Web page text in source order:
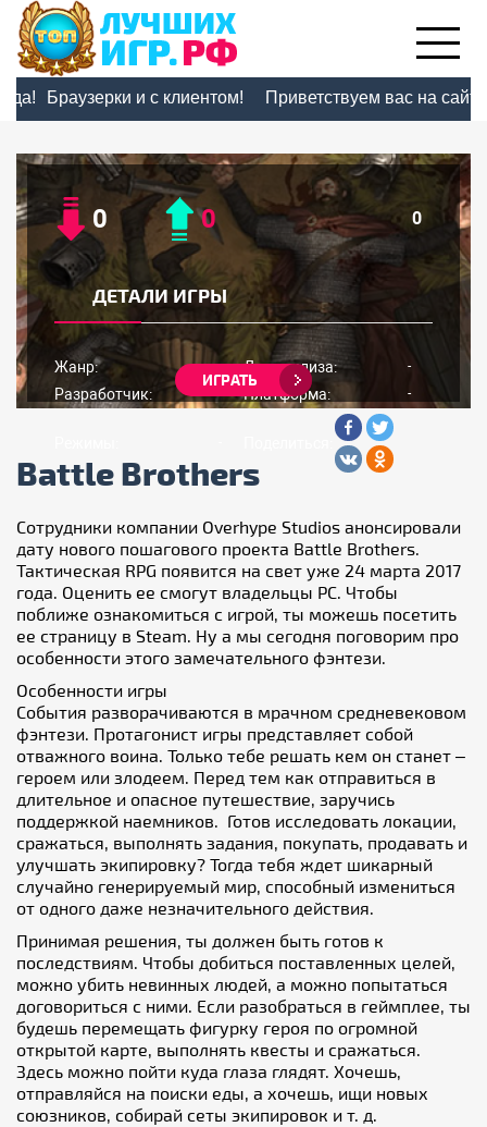
Браузерки и с клиентом! Приветствуем вас на сайте
0
0 0
ДЕТАЛИ ИГРЫ
Жанр: - Дата релиза: -
Разработчик: - Платформа: -
ИГРАТЬ
Battle Brothers
Сотрудники компании Overhype Studios анонсировали
дату нового пошагового проекта Battle Brothers.
Тактическая RPG появится на свет уже 24 марта 2017
года. Оценить ее смогут владельцы PC. Чтобы
поближе ознакомиться с игрой, ты можешь посетить
ее страницу в Steam. Ну а мы сегодня поговорим про
особенности этого замечательного фэнтези.
Особенности игры
События разворачиваются в мрачном средневековом
фэнтези. Протагонист игры представляет собой
отважного воина. Только тебе решать кем он станет –
героем или злодеем. Перед тем как отправиться в
длительное и опасное путешествие, заручись
поддержкой наемников. Готов исследовать локации,
сражаться, выполнять задания, покупать, продавать и
улучшать экипировку? Тогда тебя ждет шикарный
случайно генерируемый мир, способный измениться
от одного даже незначительного действия.
Принимая решения, ты должен быть готов к
последствиям. Чтобы добиться поставленных целей,
можно убить невинных людей, а можно попытаться
договориться с ними. Если разобраться в геймплее, ты
будешь перемещать фигурку героя по огромной
открытой карте, выполнять квесты и сражаться.
Здесь можно пойти куда глаза глядят. Хочешь,
отправляйся на поиски еды, а хочешь, ищи новых
союзников, собирай сеты экипировок и т. д.